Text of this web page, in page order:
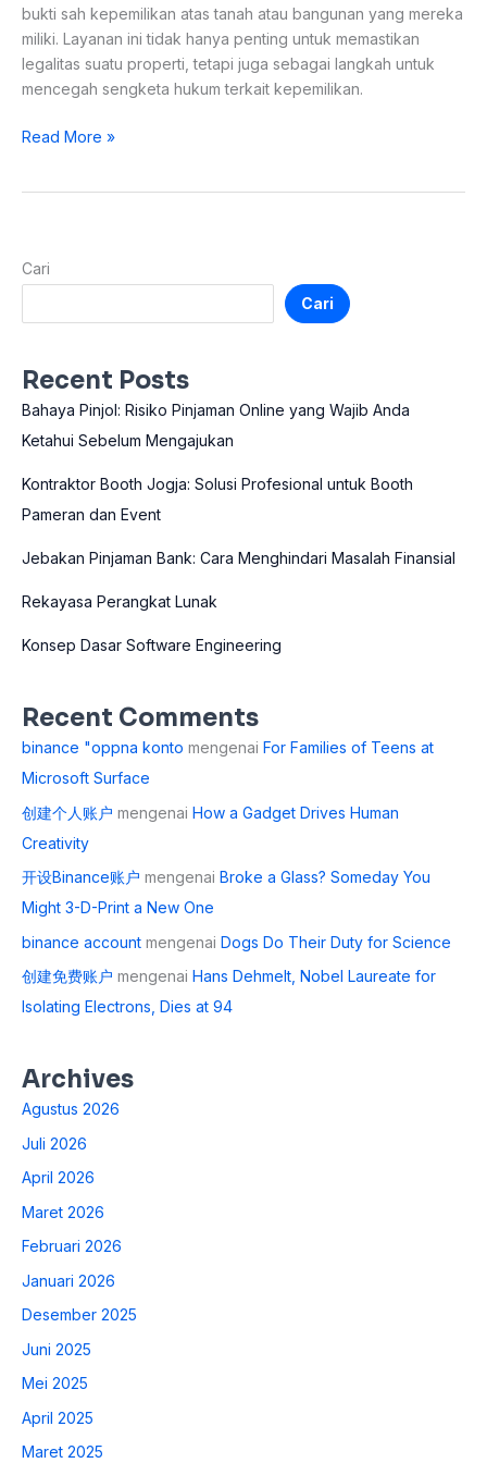
bukti sah kepemilikan atas tanah atau bangunan yang mereka
miliki. Layanan ini tidak hanya penting untuk memastikan
legalitas suatu properti, tetapi juga sebagai langkah untuk
mencegah sengketa hukum terkait kepemilikan.
Read More »
Cari
Cari
Recent Posts
Bahaya Pinjol: Risiko Pinjaman Online yang Wajib Anda
Ketahui Sebelum Mengajukan
Kontraktor Booth Jogja: Solusi Profesional untuk Booth
Pameran dan Event
Jebakan Pinjaman Bank: Cara Menghindari Masalah Finansial
Rekayasa Perangkat Lunak
Konsep Dasar Software Engineering
Recent Comments
binance "oppna konto mengenai For Families of Teens at
Microsoft Surface
创建个人账户 mengenai How a Gadget Drives Human
Creativity
开设Binance账户 mengenai Broke a Glass? Someday You
Might 3-D-Print a New One
binance account mengenai Dogs Do Their Duty for Science
创建免费账户 mengenai Hans Dehmelt, Nobel Laureate for
Isolating Electrons, Dies at 94
Archives
Agustus 2026
Juli 2026
April 2026
Maret 2026
Februari 2026
Januari 2026
Desember 2025
Juni 2025
Mei 2025
April 2025
Maret 2025